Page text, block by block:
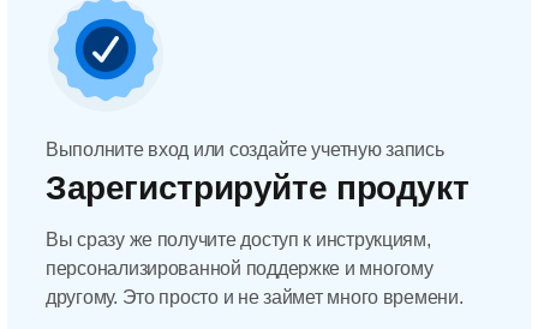
Выполните вход или создайте учетную запись
Зарегистрируйте продукт
Вы сразу же получите доступ к инструкциям,
персонализированной поддержке и многому
другому. Это просто и не займет много времени.